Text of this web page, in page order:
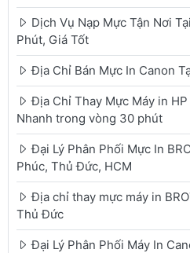
Dịch Vụ Nạp Mực Tận Nơi
Phút, Giá Tốt
Địa Chỉ Bán Mực In Canon
Địa Chỉ Thay Mực Máy in
Nhanh trong vòng 30 phút
Đại Lý Phân Phối Mực In
Phúc, Thủ Đức, HCM
Địa chỉ thay mực máy in
Thủ Đức
Đại Lý Phân Phối Máy In